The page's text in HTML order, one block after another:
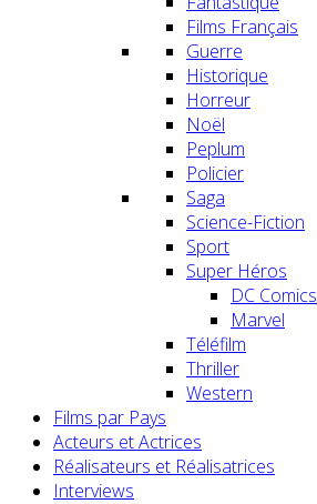
Films Français
Guerre
Historique
Horreur
Noël
Peplum
Policier
Saga
Science-Fiction
Sport
Super Héros
DC Comics
Marvel
Téléfilm
Thriller
Western
Films par Pays
Acteurs et Actrices
Réalisateurs et Réalisatrices
Interviews